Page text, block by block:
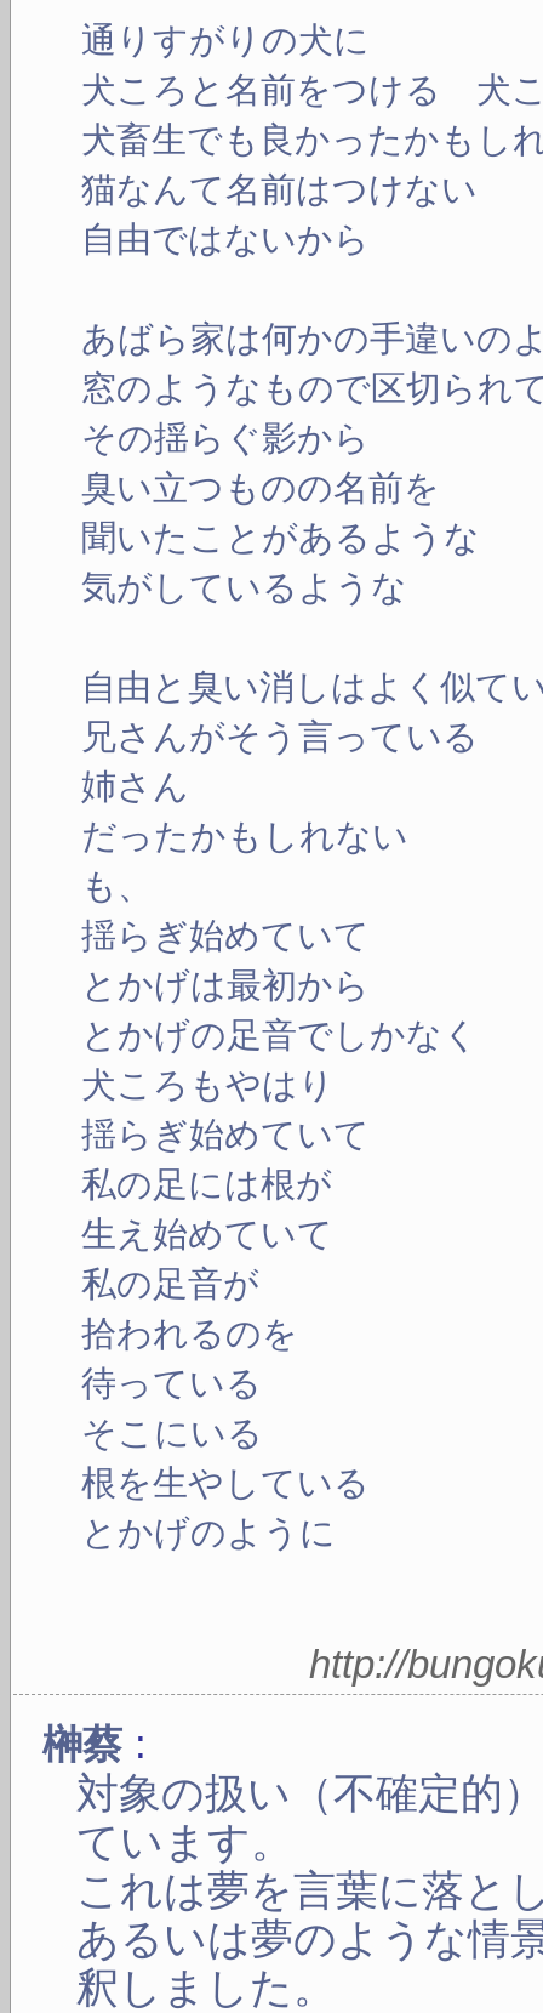
通りすがりの犬に
犬ころと名前をつける 犬
犬畜生でも良かったかもし
猫なんて名前はつけない
自由ではないから
あばら家は何かの手違いの
窓のようなもので区切られ
その揺らぐ影から
臭い立つものの名前を
聞いたことがあるような
気がしているような
自由と臭い消しはよく似て
兄さんがそう言っている
姉さん
だったかもしれない
も、
揺らぎ始めていて
とかげは最初から
とかげの足音でしかなく
犬ころもやはり
揺らぎ始めていて
私の足には根が
生え始めていて
私の足音が
拾われるのを
待っている
そこにいる
根を生やしている
とかげのように
http://
榊蔡 :
対象の扱い（不確定的
ています。
これは夢を言葉に落と
あるいは夢のような情
釈しました。